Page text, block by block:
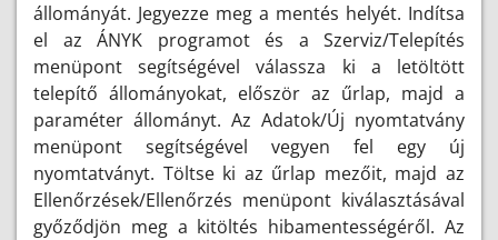
állományát. Jegyezze meg a mentés helyét. Indítsa
el az ÁNYK programot és a Szerviz/Telepítés
menüpont segítségével válassza ki a letöltött
telepítő állományokat, először az űrlap, majd a
paraméter állományt. Az Adatok/Új nyomtatvány
menüpont segítségével vegyen fel egy új
nyomtatványt. Töltse ki az űrlap mezőit, majd az
Ellenőrzések/Ellenőrzés menüpont kiválasztásával
győződjön meg a kitöltés hibamentességéről. Az